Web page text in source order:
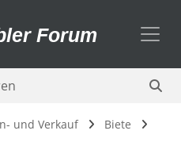
Forum
und Verkauf Biete